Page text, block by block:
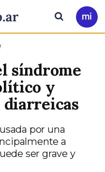
Ir
a
Buscar
síndrome
y
diarreicas
por una
a
ser grave y